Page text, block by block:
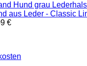
aus Leder - Classic
€